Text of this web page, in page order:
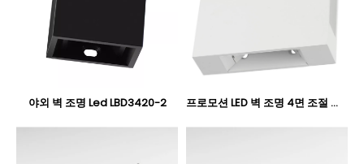
야외 벽 조명 Led LBD3420-2 프로모션 LED 벽 조명 4면 조절 가능 조명 LBD5050-4